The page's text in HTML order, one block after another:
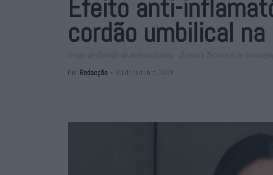
Efeito anti-
cordão umbilical
Artigo de Opinião de Andreia Gomes - Diretora Técnica e de
Por Redacção - 30 de Outubro, 2024